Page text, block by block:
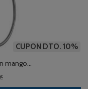
CUPON DTO. 10%
mango...